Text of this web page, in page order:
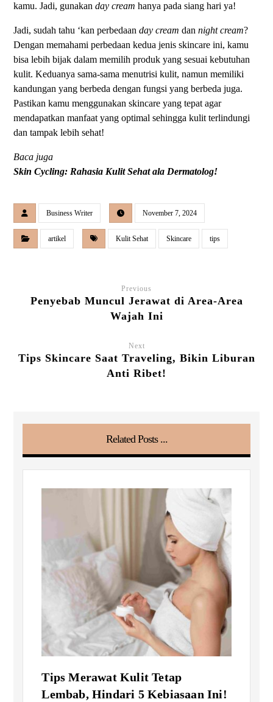
kamu. Jadi, gunakanday cream hanya pada siang hari ya!
Jadi, sudah tahu ‘kan perbedaanday cream dannight cream?
Dengan memahami perbedaan kedua jenis skincare ini, kamu
bisa lebih bijak dalam memilih produk yang sesuai kebutuhan
kulit. Keduanya sama-sama menutrisi kulit, namun memiliki
kandungan yang berbeda dengan fungsi yang berbeda juga.
Pastikan kamu menggunakan skincare yang tepat agar
mendapatkan manfaat yang optimal sehingga kulit terlindungi
dan tampak lebih sehat!
Baca juga
Skin Cycling: Rahasia Kulit Sehat ala Dermatolog!
Business Writer November 7, 2024
artikel Kulit Sehat Skincare tips
Previous
Penyebab Muncul Jerawat di Area-Area
Wajah Ini
Next
Tips Skincare Saat Traveling, Bikin Liburan
Anti Ribet!
Related Posts ...
Tips Merawat Kulit Tetap
Lembab, Hindari 5 Kebiasaan Ini!